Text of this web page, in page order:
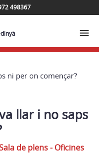
498367
ni per on començar?
llar i no saps
de plens - Oficines